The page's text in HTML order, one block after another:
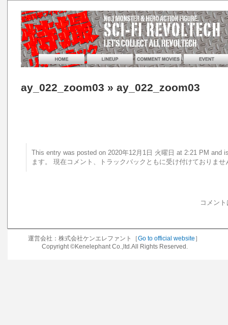
ay_022_zoom03 » ay_022_zoom03
This entry was posted on 2020年12月1日 火曜日 at 2:21 PM
ます。 現在コメント、トラックバックともに受け付けておりませ
コメン
運営会社：株式会社ケンエレファント［Go to official website ］
Copyright ©Kenelephant Co.,ltd.All Rights Reserved.